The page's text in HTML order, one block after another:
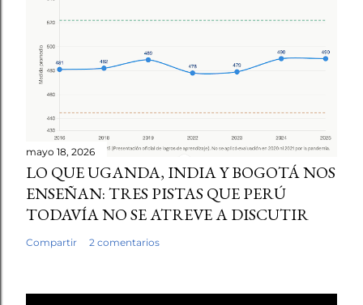
mayo 18, 2026
LO QUE UGANDA, INDIA Y BOGOTÁ NOS
ENSEÑAN: TRES PISTAS QUE PERÚ
TODAVÍA NO SE ATREVE A DISCUTIR
Compartir 2 comentarios